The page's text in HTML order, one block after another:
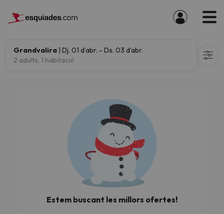
Grandvalira | Dj. 01 d’abr. - Ds. 03 d’abr.
2 adults, 1 habitació
Estem buscant les millors ofertes!